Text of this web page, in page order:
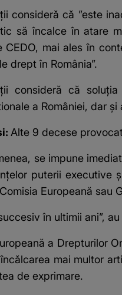
consideră că ”este
să încalce în atare
CEDO, mai ales în
drept în România”.
consideră că
a României, dar
Alte 9 decese
se impune
puterii executive
Europeană sau
în ultimii ani”,
a Drepturilor
mai multor
de exprimare.